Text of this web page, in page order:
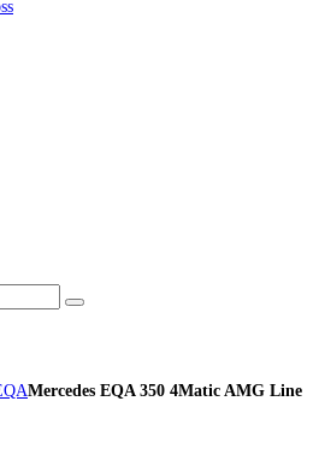
Mercedes EQA 350 4Matic AMG Line